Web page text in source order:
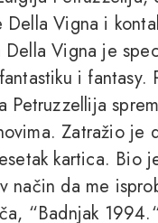
Della Vigna i
Della Vigna je
i fantasy.
Petruzzellija
Zatražio je
kartica. Bio
način da me
“Badnjak